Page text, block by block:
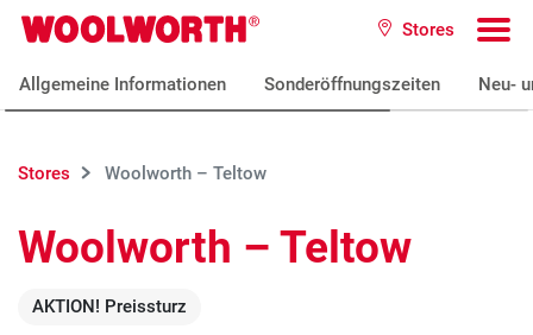
Zum Hauptinhalt
Woolworth GmbH Stores
Allgemeine Informationen Sonderöffnungszeiten Neu-
Stores Woolworth – Teltow
Woolworth – Teltow
AKTION! Preissturz